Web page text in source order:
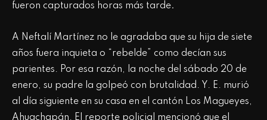
fueron capturados horas más tarde.
A Neftalí Martínez no le agradaba que su hija de siete
años fuera inquieta o “rebelde” como decían sus
parientes. Por esa razón, la noche del sábado 20 de
enero, su padre la golpeó con brutalidad. Y. E. murió
al día siguiente en su casa en el cantón Los Magueyes,
Ahuachapán. El reporte policial mencionó que el